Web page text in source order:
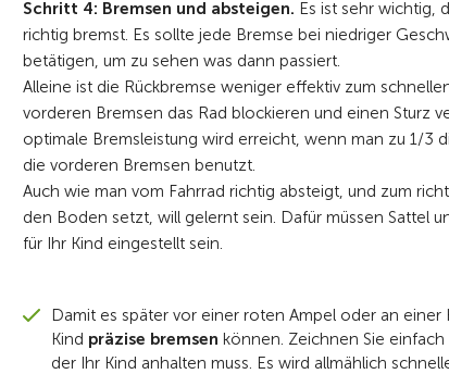
Schritt 4: Bremsen und absteigen. Es ist sehr wichtig,
richtig bremst. Es sollte jede Bremse bei niedriger
betätigen, um zu sehen was dann passiert.
Alleine ist die Rückbremse weniger effektiv zum
vorderen Bremsen das Rad blockieren und einen Sturz
optimale Bremsleistung wird erreicht, wenn man zu 1/3
die vorderen Bremsen benutzt.
Auch wie man vom Fahrrad richtig absteigt, und zum
den Boden setzt, will gelernt sein. Dafür müssen Sattel
für Ihr Kind eingestellt sein.
Damit es später vor einer roten Ampel oder an einer
Kind präzise bremsen können. Zeichnen Sie
der Ihr Kind anhalten muss. Es wird allmählich